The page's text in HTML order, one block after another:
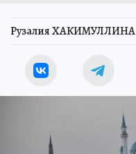
Рузалия ХАКИМУЛЛИНА